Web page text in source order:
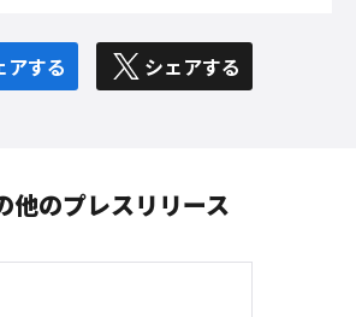
アする シェアする
他のプレスリリース